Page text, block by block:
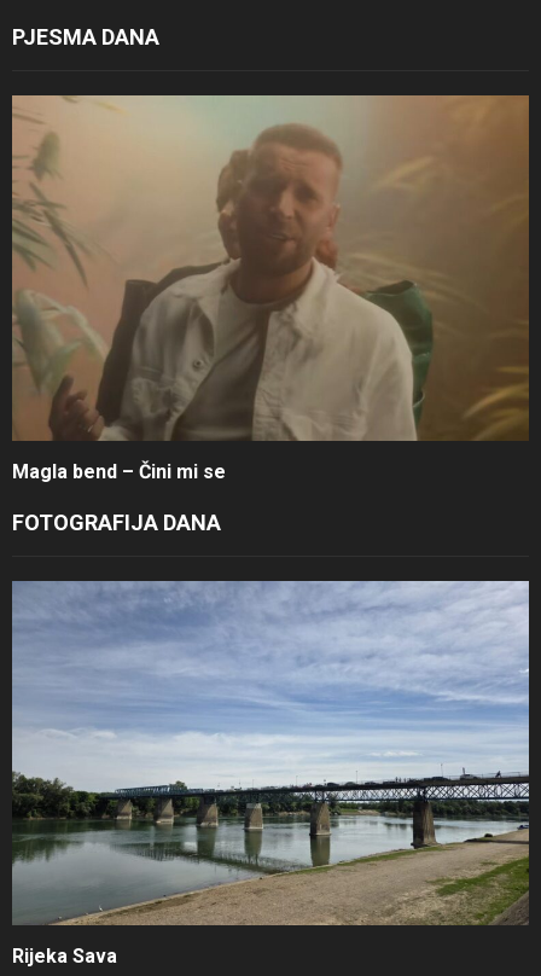
PJESMA DANA
Magla bend – Čini mi se
FOTOGRAFIJA DANA
Rijeka Sava